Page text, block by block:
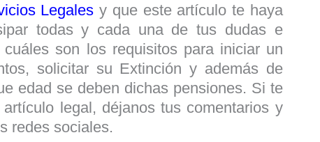
Legales y que este artículo te haya
todas y cada una de tus dudas e
cuáles son los requisitos para iniciar un
solicitar su Extinción y además de
edad se deben dichas pensiones. Si te
legal, déjanos tus comentarios y
redes sociales.